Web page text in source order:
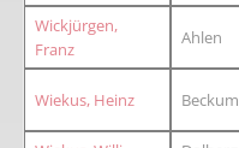
Wickjürgen,
Franz
Ahlen
Wiekus, Heinz Beckum